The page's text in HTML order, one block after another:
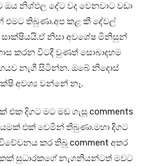
නිශ්ඵල දේට වද වෙනවාට වඩා
එමට තිබුණා.අප කළ කී දේවල්
සාක්ෂියයි.ඒ නිසා අවශේෂ මිනිසුන්
කරන විටදී වුණත් සොබාදහම
නැගී සිටින්න. ඔබේ නිදොස්
අවශ්‍ය වන්නේ නෑ.
එක දිගට මට මඩ ගැසූ comments
එක් වෙමින් තිබුණා.මහා දිගට
කර තිබූ comment අතර
සුධාරකගේ නැගනියන්ටත් මවට